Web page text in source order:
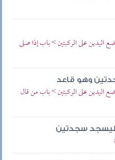
على الركبتين > باب إذا صلى
وهو قاعد
اليدين على الركبتين > باب من قال
سجدتين